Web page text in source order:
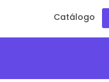
Catálogo